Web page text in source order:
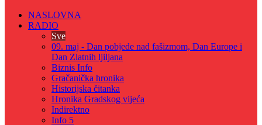
NASLOVNA
RADIO
Sve
09. maj - Dan pobjede nad fašizmom, Dan Europe i
Dan Zlatnih ljiljana
Biznis Info
Gračanička hronika
Historijska čitanka
Hronika Gradskog vijeća
Indirektno
Info 5